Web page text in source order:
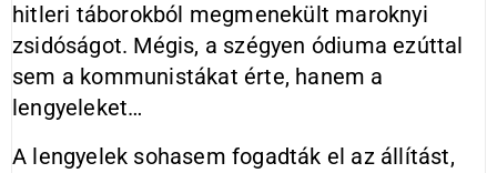
hitleri táborokból megmenekült maroknyi
zsidóságot. Mégis, a szégyen ódiuma ezúttal
sem a kommunistákat érte, hanem a
lengyeleket…
A lengyelek sohasem fogadták el az állítást,